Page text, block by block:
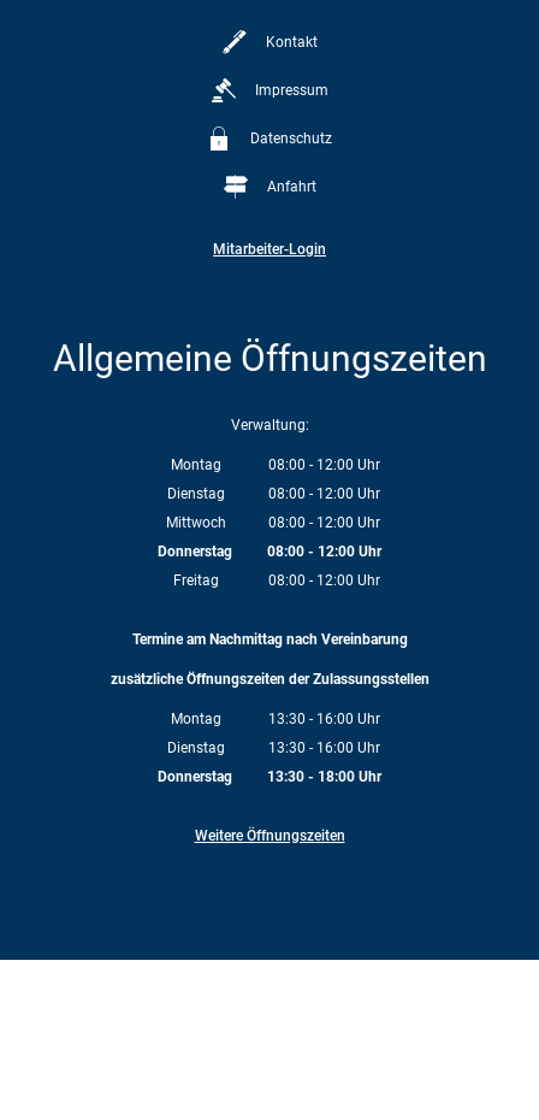
Kontakt
Impressum
Datenschutz
Anfahrt
Mitarbeiter-Login
Allgemeine Öffnungszeiten
Verwaltung:
Montag 08:00 - 12:00 Uhr
Von 08:00 bis 12:00 Uhr
Dienstag 08:00 - 12:00 Uhr
Von 08:00 bis 12:00 Uhr
Mittwoch 08:00 - 12:00 Uhr
Von 08:00 bis 12:00 Uhr
Donnerstag 08:00- 12:00Uhr
Von 08:00 bis 12:00 Uhr
Freitag 08:00 - 12:00 Uhr
Termine am Nachmittag nach Vereinbarung
zusätzliche Öffnungszeiten der Zulassungsstellen
Montag 13:30 - 16:00 Uhr
Von 13:30 bis 16:00 Uhr
Dienstag 13:30 - 16:00 Uhr
Von 13:30 bis 16:00 Uhr
Donnerstag 13:30- 18:00Uhr
Weitere Öffnungszeiten